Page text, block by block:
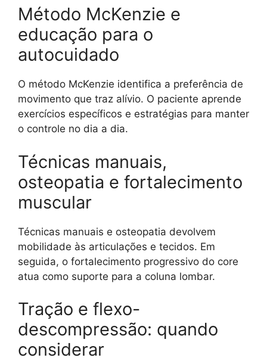
Método McKenzie e
educação para o
autocuidado
O método McKenzie identifica a preferência de
movimento que traz alívio. O paciente aprende
exercícios específicos e estratégias para manter
o controle no dia a dia.
Técnicas manuais,
osteopatia e fortalecimento
muscular
Técnicas manuais e osteopatia devolvem
mobilidade às articulações e tecidos. Em
seguida, o fortalecimento progressivo do core
atua como suporte para a coluna lombar.
Tração e flexo-
descompressão: quando
considerar